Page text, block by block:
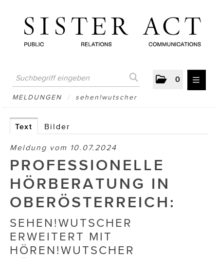
0
MELDUNGEN
AUSTRIAN PRESS DAY
ATELIER FĒ.
BewusstSchein
Brigitta Nemeth Art
Die Dudlerei
Dominic Marcus Singer
MELDUNGEN / sehen!wutscher
Text Bilder
Meldung vom 10.07.2024
PROFESSIONELLE
HÖRBERATUNG IN
OBERÖSTERREICH:
SEHEN!WUTSCHER
ERWEITERT MIT
HÖREN!WUTSCHER